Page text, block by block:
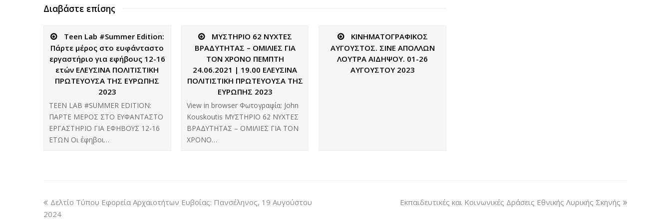
Διαβάστε επίσης
Teen Lab #Summer Edition:
Πάρτε μέρος στο ευφάνταστο
εργαστήριο για εφήβους 12-16
ετών ΕΛΕΥΣΙΝΑ ΠΟΛΙΤΙΣΤΙΚΗ
ΠΡΩΤΕΥΟΥΣΑ ΤΗΣ ΕΥΡΩΠΗΣ
2023
TEEN LAB #SUMMER EDITION:
ΠΑΡΤΕ ΜΕΡΟΣ ΣΤΟ ΕΥΦΑΝΤΑΣΤΟ
ΕΡΓΑΣΤΗΡΙΟ ΓΙΑ ΕΦΗΒΟΥΣ 12-16
ΕΤΩΝ Οι έφηβοι…
ΜΥΣΤΗΡΙΟ 62 ΝΥΧΤΕΣ
ΒΡΑΔΥΤΗΤΑΣ – ΟΜΙΛΙΕΣ ΓΙΑ
ΤΟΝ ΧΡΟΝΟ ΠΕΜΠΤΗ
24.06.2021 | 19.00 ΕΛΕΥΣΙΝΑ
ΠΟΛΙΤΙΣΤΙΚΗ ΠΡΩΤΕΥΟΥΣΑ ΤΗΣ
ΕΥΡΩΠΗΣ 2023
View in browser Φωτογραφία: John
Kouskoutis ΜΥΣΤΗΡΙΟ 62 ΝΥΧΤΕΣ
ΒΡΑΔΥΤΗΤΑΣ – ΟΜΙΛΙΕΣ ΓΙΑ ΤΟΝ
ΧΡΟΝΟ…
ΚΙΝΗΜΑΤΟΓΡΑΦΙΚΟΣ
ΑΥΓΟΥΣΤΟΣ. ΣΙΝΕ ΑΠΟΛΛΩΝ
ΛΟΥΤΡΑ ΑΙΔΗΨΟΥ. 01-26
ΑΥΓΟΥΣΤΟΥ 2023
Δελτίο Τύπου Εφορεία Αρχαιοτήτων Ευβοίας: Πανσέληνος, 19 Αυγούστου
2024
Εκπαιδευτικές και Κοινωνικές Δράσεις Εθνικής Λυρικής Σκηνής